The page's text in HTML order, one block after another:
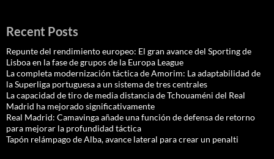
Recent Posts
Repunte del rendimiento europeo: El gran avance del Sporting de
Lisboa en la fase de grupos de la Europa League
La completa modernización táctica de Amorim: La adaptabilidad de
la Superliga portuguesa a un sistema de tres centrales
La capacidad de tiro de media distancia de Tchouaméni del Real
Madrid ha mejorado significativamente
Real Madrid: Camavinga añade una función de defensa de retorno
para mejorar la profundidad táctica
Tapón relámpago de Alba, avance lateral para crear un penalti